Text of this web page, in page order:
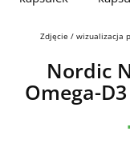
Zdjęcie / wizualizacja
Nordic
Omega-